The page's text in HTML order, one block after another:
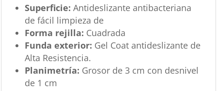
Superficie: Antideslizante antibacteriana
de fácil limpieza de
Forma rejilla: Cuadrada
Funda exterior: Gel Coat antideslizante de
Alta Resistencia.
Planimetría: Grosor de 3 cm con desnivel
de 1 cm